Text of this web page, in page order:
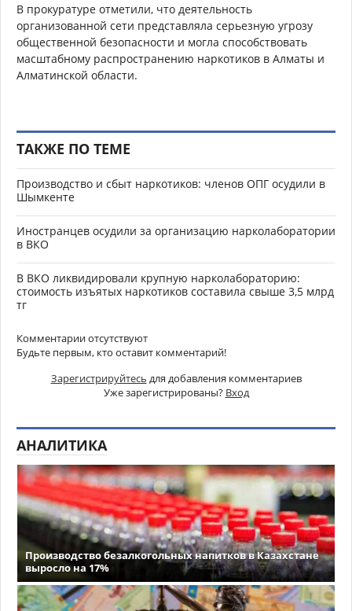
В прокуратуре отметили, что деятельность
организованной сети представляла серьезную угрозу
общественной безопасности и могла способствовать
масштабному распространению наркотиков в Алматы и
Алматинской области.
ТАКЖЕ ПО ТЕМЕ
Производство и сбыт наркотиков: членов ОПГ осудили в
Шымкенте
Иностранцев осудили за организацию нарколаборатории
в ВКО
В ВКО ликвидировали крупную нарколабораторию:
стоимость изъятых наркотиков составила свыше 3,5 млрд
тг
Комментарии отсутствуют
Будьте первым, кто оставит комментарий!
Зарегистрируйтесь для добавления комментариев
Уже зарегистрированы? Вход
АНАЛИТИКА
Производство безалкогольных напитков в Казахстане
выросло на 17%